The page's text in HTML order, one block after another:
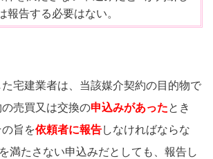
報告する必要はない。
宅建業者は、当該媒介契約の目的物で
売買又は交換の申込みがあったとき
の旨を依頼者に報告しなければならな
満たさない申込みだとしても、報告し